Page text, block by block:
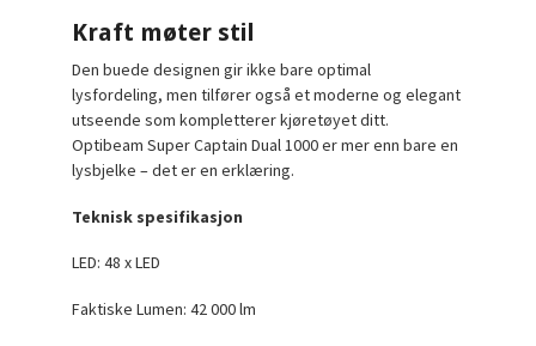
Kraft møter stil
Den buede designen gir ikke bare optimal
lysfordeling, men tilfører også et moderne og elegant
utseende som kompletterer kjøretøyet ditt.
Optibeam Super Captain Dual 1000 er mer enn bare en
lysbjelke – det er en erklæring.
Teknisk spesifikasjon
LED: 48 x LED
Faktiske Lumen: 42 000 lm